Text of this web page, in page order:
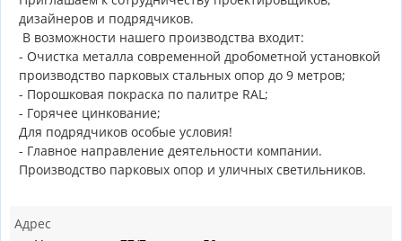
дизайнеров и подрядчиков.
В возможности нашего производства входит:
- Очистка металла современной дробометной установкой
производство парковых стальных опор до 9 метров;
- Порошковая покраска по палитре RAL;
- Горячее цинкование;
Для подрядчиков особые условия!
- Главное направление деятельности компании.
Производство парковых опор и уличных светильников.
Адрес